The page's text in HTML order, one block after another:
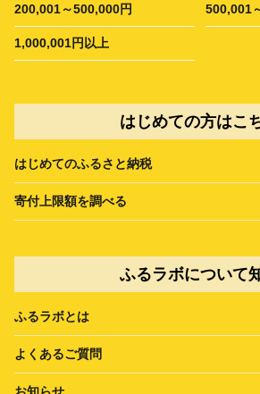
200,001～500,000円 500,001
1,000,001円以上
はじめての方はこ
はじめてのふるさと納税
寄付上限額を調べる
ふるラボについて
ふるラボとは
よくあるご質問